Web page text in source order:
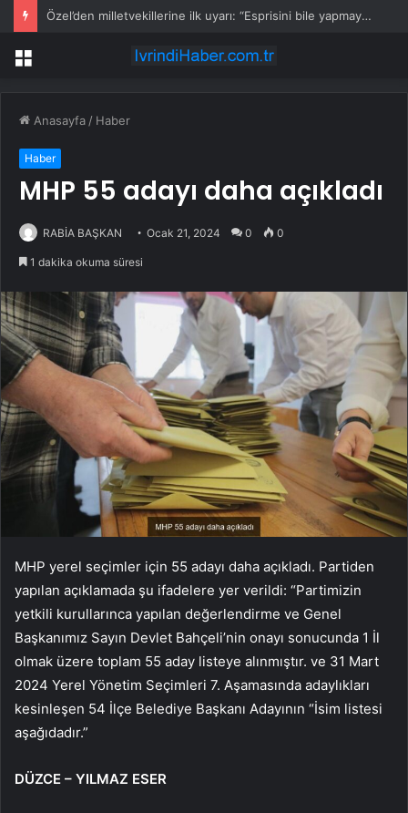
Özel’den milletvekillerine ilk uyarı: “Esprisini bile yapmayacaksınız”
Menü
Anasayfa / Haber
Haber
MHP 55 adayı daha açıkladı
RABİA BAŞKAN Ocak 21, 2024 0 0
1 dakika okuma süresi
MHP yerel seçimler için 55 adayı daha açıkladı. Partiden
yapılan açıklamada şu ifadelere yer verildi: “Partimizin
yetkili kurullarınca yapılan değerlendirme ve Genel
Başkanımız Sayın Devlet Bahçeli’nin onayı sonucunda 1 İl
olmak üzere toplam 55 aday listeye alınmıştır. ve 31 Mart
2024 Yerel Yönetim Seçimleri 7. Aşamasında adaylıkları
kesinleşen 54 İlçe Belediye Başkanı Adayının “İsim listesi
aşağıdadır.”
DÜZCE – YILMAZ ESER